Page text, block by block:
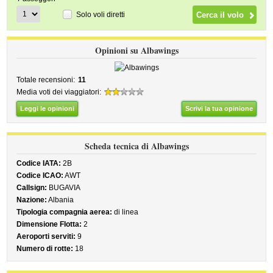
Solo voli diretti
Opinioni su Albawings
Totale recensioni: 11
Media voti dei viaggiatori:
Leggi le opinioni Scrivi la tua opinione
Scheda tecnica di Albawings
Codice IATA: 2B
Codice ICAO: AWT
Callsign: BUGAVIA
Nazione: Albania
Tipologia compagnia aerea: di linea
Dimensione Flotta: 2
Aeroporti serviti: 9
Numero di rotte: 18